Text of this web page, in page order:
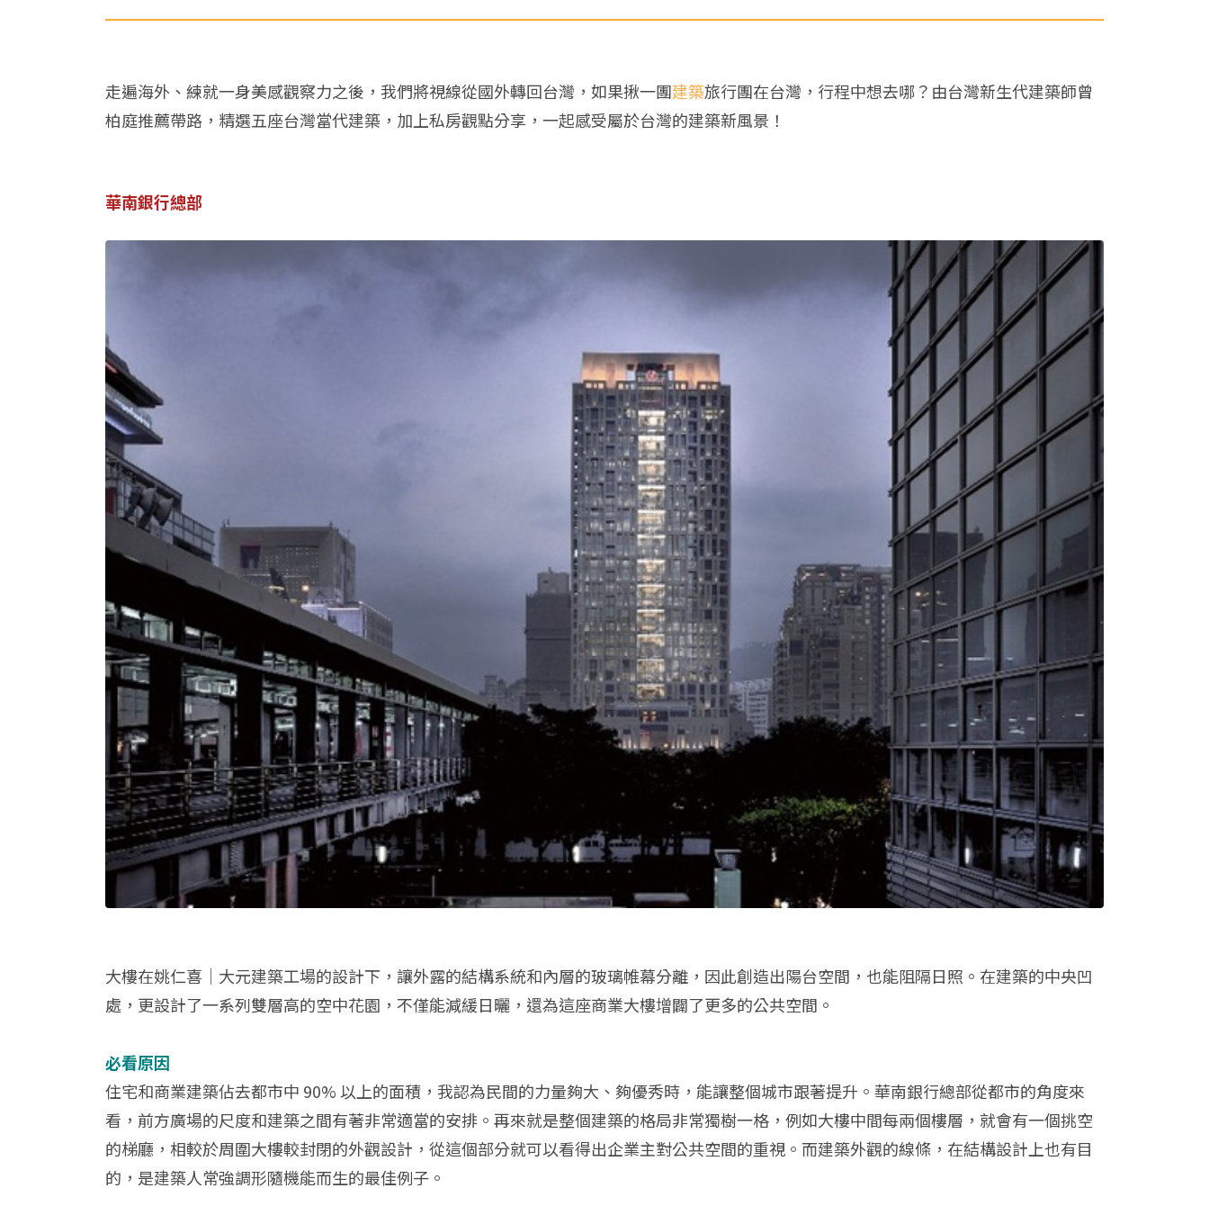
走遍海外、練就一身美感觀察力之後，我們將視線從國外轉回台灣，如果揪一團建築旅行團在台灣，行程中想去哪？由台灣新生代建築師曾
柏庭推薦帶路，精選五座台灣當代建築，加上私房觀點分享，一起感受屬於台灣的建築新風景！
華南銀行總部
大樓在姚仁喜│大元建築工場的設計下，讓外露的結構系統和內層的玻璃帷幕分離，因此創造出陽台空間，也能阻隔日照。在建築的中央凹
處，更設計了一系列雙層高的空中花園，不僅能減緩日曬，還為這座商業大樓增闢了更多的公共空間。
必看原因
住宅和商業建築佔去都市中 90% 以上的面積，我認為民間的力量夠大、夠優秀時，能讓整個城市跟著提升。華南銀行總部從都市的角度來
看，前方廣場的尺度和建築之間有著非常適當的安排。再來就是整個建築的格局非常獨樹一格，例如大樓中間每兩個樓層，就會有一個挑空
的梯廳，相較於周圍大樓較封閉的外觀設計，從這個部分就可以看得出企業主對公共空間的重視。而建築外觀的線條，在結構設計上也有目
的，是建築人常強調形隨機能而生的最佳例子。